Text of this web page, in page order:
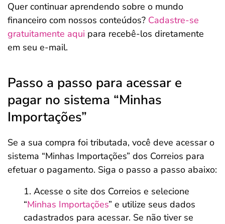
Quer continuar aprendendo sobre o mundo
financeiro com nossos conteúdos? Cadastre-se
gratuitamente aqui para recebê-los diretamente
em seu e-mail.
Passo a passo para acessar e
pagar no sistema “Minhas
Importações”
Se a sua compra foi tributada, você deve acessar o
sistema “Minhas Importações” dos Correios para
efetuar o pagamento. Siga o passo a passo abaixo:
Acesse o site dos Correios e selecione
“Minhas Importações” e utilize seus dados
cadastrados para acessar. Se não tiver se